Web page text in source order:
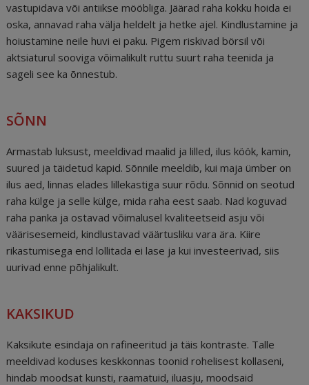
vastupidava või antiikse mööbliga. Jäärad raha kokku hoida ei
oska, annavad raha välja heldelt ja hetke ajel. Kindlustamine ja
hoiustamine neile huvi ei paku. Pigem riskivad börsil või
aktsiaturul sooviga võimalikult ruttu suurt raha teenida ja
sageli see ka õnnestub.
SÕNN
Armastab luksust, meeldivad maalid ja lilled, ilus köök, kamin,
suured ja täidetud kapid. Sõnnile meeldib, kui maja ümber on
ilus aed, linnas elades lillekastiga suur rõdu. Sõnnid on seotud
raha külge ja selle külge, mida raha eest saab. Nad koguvad
raha panka ja ostavad võimalusel kvaliteetseid asju või
väärisesemeid, kindlustavad väärtusliku vara ära. Kiire
rikastumisega end lollitada ei lase ja kui investeerivad, siis
uurivad enne põhjalikult.
KAKSIKUD
Kaksikute esindaja on rafineeritud ja täis kontraste. Talle
meeldivad koduses keskkonnas toonid rohelisest kollaseni,
hindab moodsat kunsti, raamatuid, iluasju, moodsaid